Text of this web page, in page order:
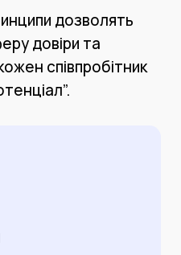
дозволять
довіри та
співпробітник